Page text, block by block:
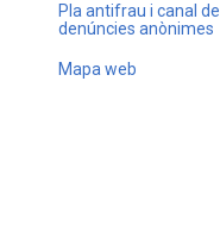
Pla antifrau i canal de
denúncies anònimes
Mapa web